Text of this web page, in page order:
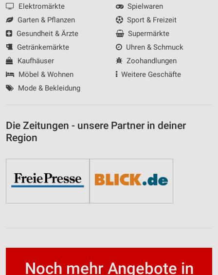
Elektromärkte
Garten & Pflanzen
Gesundheit & Ärzte
Getränkemärkte
Kaufhäuser
Möbel & Wohnen
Mode & Bekleidung
Spielwaren
Sport & Freizeit
Supermärkte
Uhren & Schmuck
Zoohandlungen
Weitere Geschäfte
Die Zeitungen - unsere Partner in deiner
Region
Noch mehr Angebote in